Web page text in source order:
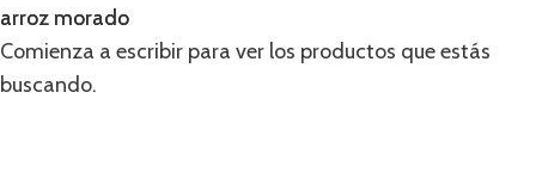
arroz morado
arroz morado
Comienza a escribir para ver los productos que estás
buscando.